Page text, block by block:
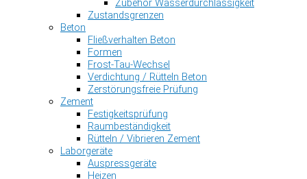
Zubehör Wasserdurchlässigkeit
Zustandsgrenzen
Beton
Fließverhalten Beton
Formen
Frost-Tau-Wechsel
Verdichtung / Rütteln Beton
Zerstörungsfreie Prüfung
Zement
Festigkeitsprüfung
Raumbeständigkeit
Rütteln / Vibrieren Zement
Laborgeräte
Auspressgeräte
Heizen